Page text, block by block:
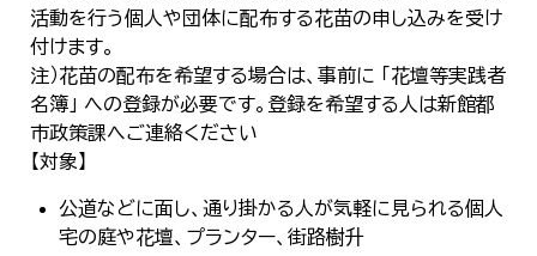
活動を行う個人や団体に配布する花苗の申し込みを受け
付けます。
注）花苗の配布を希望する場合は、事前に 「花壇等実践者
名簿」 への登録が必要です。登録を希望する人は新館都
市政策課へご連絡ください
【対象】
公道などに面し、通り掛かる人が気軽に見られる個人
宅の庭や花壇、プランター、街路樹升